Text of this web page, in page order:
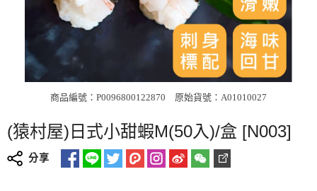
商品編號：P0096800122870 原始貨號：A01010027
(猿村屋)日式小甜蝦M(50入)/盒 [N003]
分享